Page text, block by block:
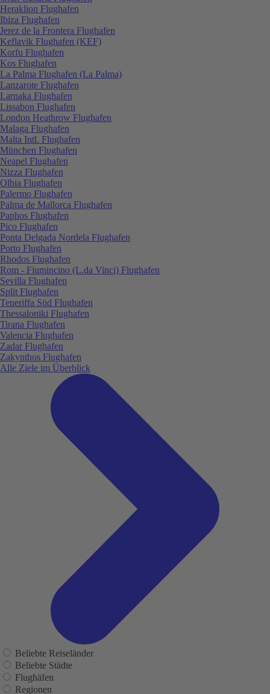
Heraklion Flughafen
Ibiza Flughafen
Jerez de la Frontera Flughafen
Keflavik Flughafen (KEF)
Korfu Flughafen
Kos Flughafen
La Palma Flughafen (La Palma)
Lanzarote Flughafen
Larnaka Flughafen
Lissabon Flughafen
London Heathrow Flughafen
Malaga Flughafen
Malta Intl. Flughafen
München Flughafen
Neapel Flughafen
Nizza Flughafen
Olbia Flughafen
Palermo Flughafen
Palma de Mallorca Flughafen
Paphos Flughafen
Pico Flughafen
Ponta Delgada Nordela Flughafen
Porto Flughafen
Rhodos Flughafen
Rom - Fiumincino (L.da Vinci) Flughafen
Sevilla Flughafen
Split Flughafen
Teneriffa Süd Flughafen
Thessaloniki Flughafen
Tirana Flughafen
Valencia Flughafen
Zadar Flughafen
Zakynthos Flughafen
Alle Ziele im Überblick
Beliebte Reiseländer
Beliebte Städte
Flughäfen
Regionen